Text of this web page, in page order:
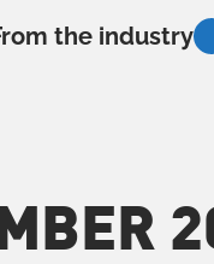
the industry